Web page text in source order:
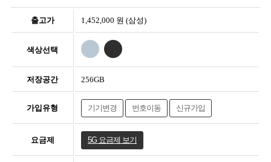
출고가 1,452,000 원 (삼성)
색상선택
저장공간 256GB
가입유형 기기변경 번호이동 신규가입
요금제 5G 요금제 보기